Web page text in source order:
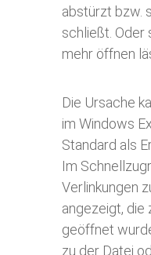
abstürzt bzw.
schließt. Oder
mehr öffnen
Die Ursache
im Windows
Standard als
Im
Verlinkungen
angezeigt, die
geöffnet
zu der Datei